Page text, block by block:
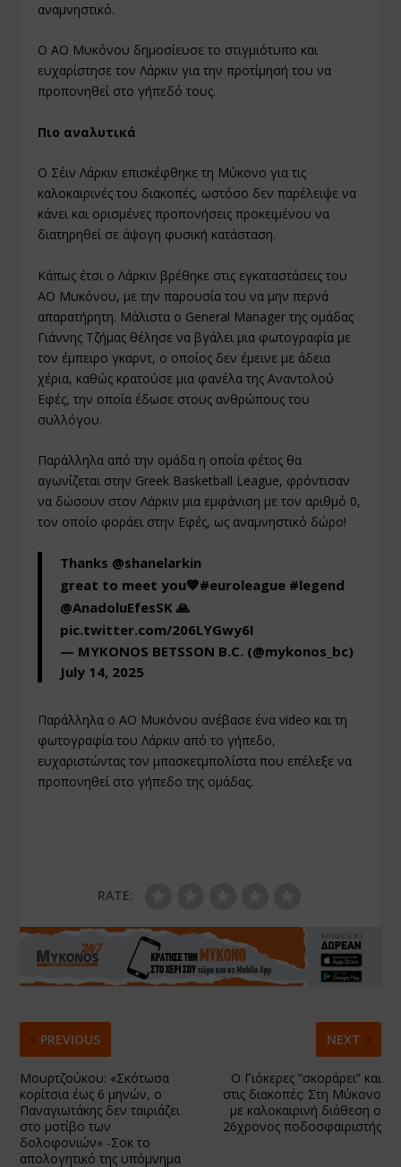
αναμνηστικό.
Ο ΑΟ Μυκόνου δημοσίευσε το στιγμιότυπο και
ευχαρίστησε τον Λάρκιν για την προτίμησή του να
προπονηθεί στο γήπεδό τους.
Πιο αναλυτικά
Ο Σέιν Λάρκιν επισκέφθηκε τη Μύκονο για τις
καλοκαιρινές του διακοπές, ωστόσο δεν παρέλειψε να
κάνει και ορισμένες προπονήσεις προκειμένου να
διατηρηθεί σε άψογη φυσική κατάσταση.
Κάπως έτσι ο Λάρκιν βρέθηκε στις εγκαταστάσεις του
ΑΟ Μυκόνου, με την παρουσία του να μην περνά
απαρατήρητη. Μάλιστα ο General Manager της ομάδας
Γιάννης Τζήμας θέλησε να βγάλει μια φωτογραφία με
τον έμπειρο γκαρντ, ο οποίος δεν έμεινε με άδεια
χέρια, καθώς κρατούσε μια φανέλα της Αναντολού
Εφές, την οποία έδωσε στους ανθρώπους του
συλλόγου.
Παράλληλα από την ομάδα η οποία φέτος θα
αγωνίζεται στην Greek Basketball League, φρόντισαν
να δώσουν στον Λάρκιν μια εμφάνιση με τον αριθμό 0,
τον οποίο φοράει στην Εφές, ως αναμνηστικό δώρο!
Thanks @shanelarkin
great to meet you💙#euroleague #legend
@AnadoluEfesSK 🙏
pic.twitter.com/206LYGwy6I
— MYKONOS BETSSON B.C. (@mykonos_bc)
July 14, 2025
Παράλληλα ο ΑΟ Μυκόνου ανέβασε ένα video και τη
φωτογραφία του Λάρκιν από το γήπεδο,
ευχαριστώντας τον μπασκετμπολίστα που επέλεξε να
προπονηθεί στο γήπεδο της ομάδας.
RATE:
PREVIOUS
Μουρτζούκου: «Σκότωσα
κορίτσια έως 6 μηνών, ο
Παναγιωτάκης δεν ταιριάζει
στο μοτίβο των
δολοφονιών» -Σοκ το
απολογητικό της υπόμνημα
NEXT
Ο Γιόκερες “σκοράρει” και
στις διακοπές: Στη Μύκονο
με καλοκαιρινή διάθεση ο
26χρονος ποδοσφαιριστής